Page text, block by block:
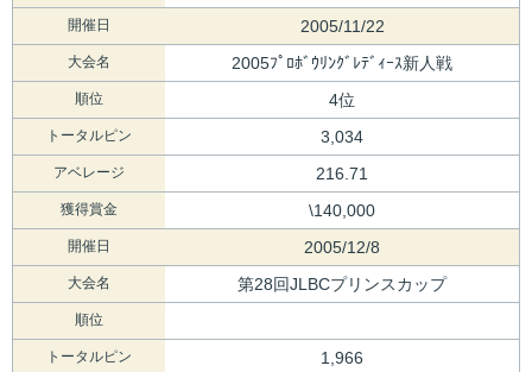
開催日 2005/11/22
大会名 2005ﾌﾟﾛﾎﾞｳﾘﾝｸﾞﾚﾃﾞｨｰｽ新人戦
順位 4位
トータルピン 3,034
アベレージ 216.71
獲得賞金 \140,000
開催日 2005/12/8
大会名 第28回JLBCプリンスカップ
順位
トータルピン 1,966